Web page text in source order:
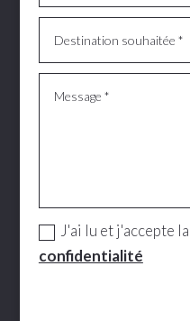
J'ai lu et j'accepte la
confidentialité